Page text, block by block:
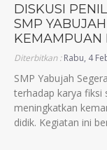
DISKUSI
SMP
KEMAMPUAN
Diterbitkan :Rabu, 4
SMP Yabujah
terhadap karya fiksi
meningkatkan
didik. Kegiatan ini